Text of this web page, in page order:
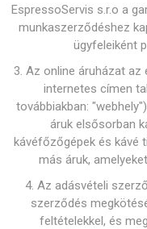
EspressoServis s.r.o a
munkaszerződéshez
ügyfeleiként
3. Az online áruházat
internetes címen
továbbiakban:
áruk elsősorban
kávéfőzőgépek és kávé
más áruk,
4. Az adásvételi
szerződés
feltételekkel, és